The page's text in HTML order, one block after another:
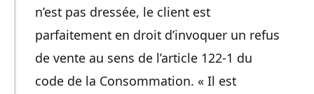
n’est pas dressée, le client est
parfaitement en droit d’invoquer un refus
de vente au sens de l’article 122-1 du
code de la Consommation. « Il est